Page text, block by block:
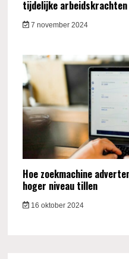
tijdelijke arbeidskrachten
7 november 2024
Hoe zoekmachine
hoger niveau tillen
16 oktober 2024